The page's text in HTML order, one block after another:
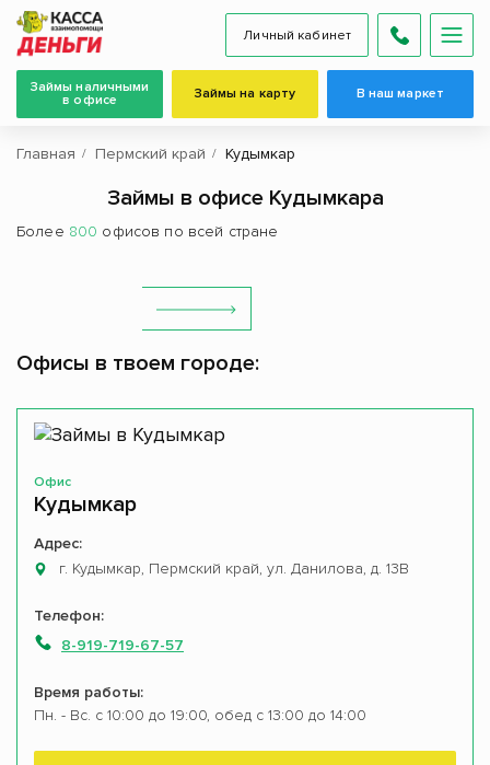
Личный кабинет
Займы наличными
в офисе
Займы на карту В наш маркет
Главная Пермский край Кудымкар
Займы в офисе Кудымкара
Более 800 офисов по всей стране
Офисы в твоем городе:
Офис
Кудымкар
Адрес:
г. Кудымкар, Пермский край, ул. Данилова, д. 13В
Телефон:
8-919-719-67-57
Время работы:
Пн. - Вс. с 10:00 до 19:00, обед с 13:00 до 14:00